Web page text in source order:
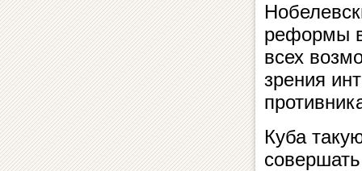
реформы
всех
зрения
Куба